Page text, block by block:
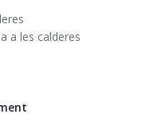
a les calderes